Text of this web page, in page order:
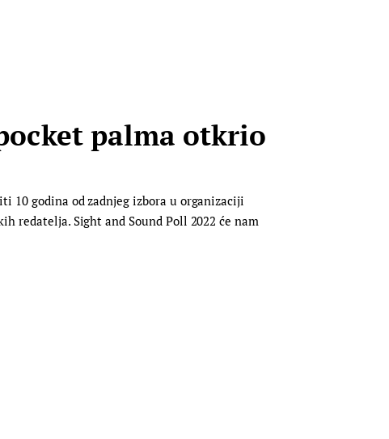
palma otkrio
10 godina od zadnjeg izbora u organizaciji
Sight and Sound Poll 2022 će nam